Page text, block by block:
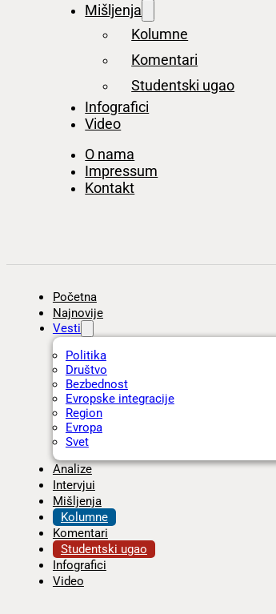
Mišljenja
Kolumne
Komentari
Studentski ugao
Infografici
Video
O nama
Impressum
Kontakt
Početna
Najnovije
Vesti
Politika
Društvo
Bezbednost
Evropske integracije
Region
Evropa
Svet
Analize
Intervjui
Mišljenja
Kolumne
Komentari
Studentski ugao
Infografici
Video